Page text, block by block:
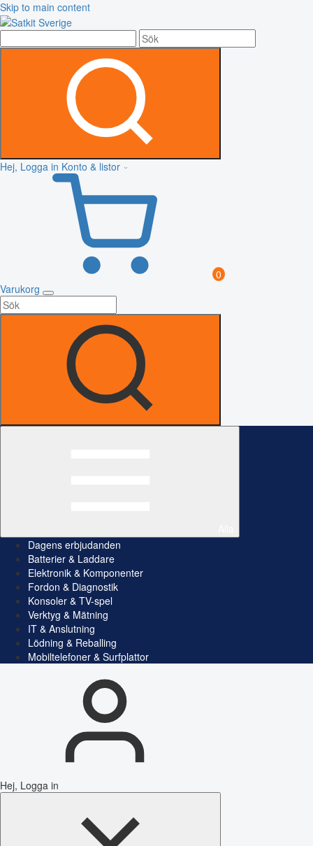
Skip to main content
Hej, Logga in Konto & listor
0
Varukorg
Dagens erbjudanden
Batterier & Laddare
Elektronik & Komponenter
Fordon & Diagnostik
Konsoler & TV-spel
Verktyg & Mätning
IT & Anslutning
Lödning & Reballing
Mobiltelefoner & Surfplattor
Hej, Logga in